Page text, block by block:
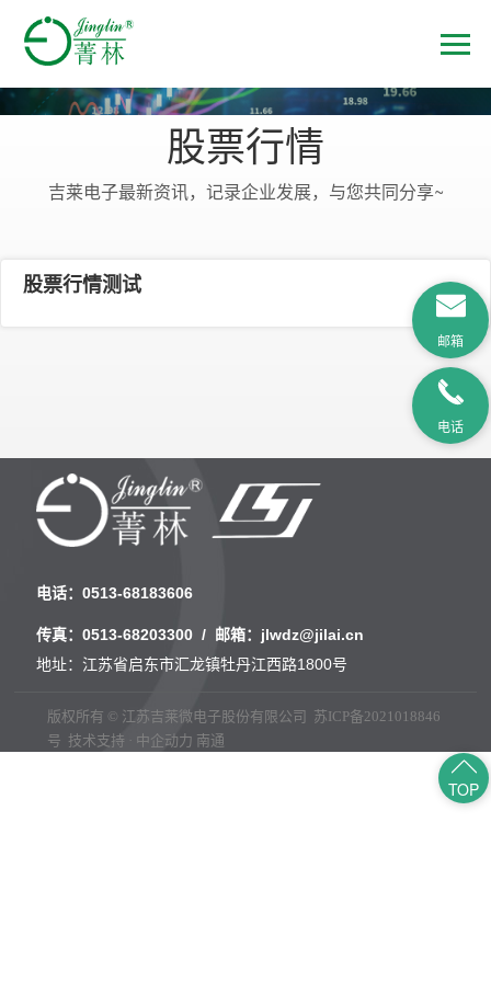
股票行情
吉莱电子最新资讯，记录企业发展，与您共同分享~
股票行情测试
电话：0513-68183606
传真：0513-68203300 / 邮箱： jlwdz@jilai.cn
地址：江苏省启东市汇龙镇牡丹江西路1800号
邮箱
电话
TOP
版权所有 © 江苏吉莱微电子股份有限公司 苏ICP备2021018846
号 技术支持 · 中企动力 南通